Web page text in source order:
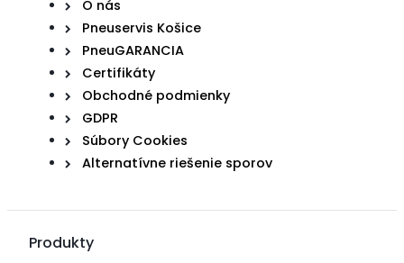
O nás
Pneuservis Košice
PneuGARANCIA
Certifikáty
Obchodné podmienky
GDPR
Súbory Cookies
Alternatívne riešenie sporov
Produkty